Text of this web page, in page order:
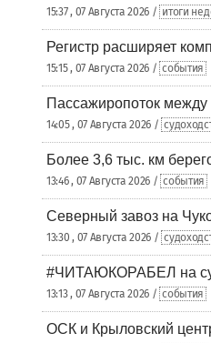
15:37 , 07 Августа 2026 / итоги
Регистр расширяет
15:15 , 07 Августа 2026 / события
Пассажиропоток
14:05 , 07 Августа 2026 /
Более 3,6 тыс. км
13:46 , 07 Августа 2026 / события
Северный завоз на
13:30 , 07 Августа 2026 /
#ЧИТАЮКОРАБЕЛ на
13:13 , 07 Августа 2026 / события
ОСК и Крыловский